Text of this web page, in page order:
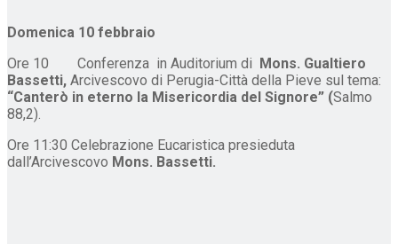
Domenica 10 febbraio
Ore 10 Conferenza in Auditorium di Mons. Gualtiero
Bassetti, Arcivescovo di Perugia-Città della Pieve sul tema:
“Canterò in eterno la Misericordia del Signore” (Salmo
88,2).
Ore 11:30 Celebrazione Eucaristica presieduta
dall’Arcivescovo Mons. Bassetti.